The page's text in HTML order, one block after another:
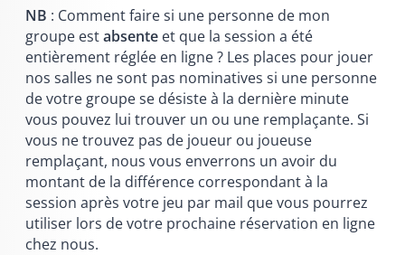
NB : Comment faire si une personne de mon
groupe estabsente et que la session a été
entièrement réglée en ligne ? Les places pour jouer
nos salles ne sont pas nominatives si une personne
de votre groupe se désiste à la dernière minute
vous pouvez lui trouver un ou une remplaçante. Si
vous ne trouvez pas de joueur ou joueuse
remplaçant, nous vous enverrons un avoir du
montant de la différence correspondant à la
session après votre jeu par mail que vous pourrez
utiliser lors de votre prochaine réservation en ligne
chez nous.